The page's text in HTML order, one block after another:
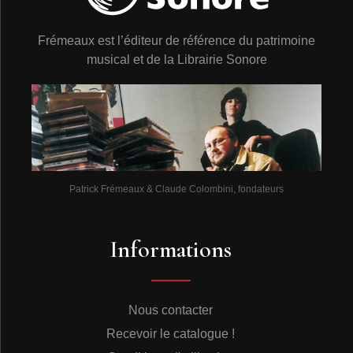
chez Columbia, la maison de disques de Mahalia
possible, avec Christophe Heynault et Pierre Brousses
du studio Art & Son, pour l’améliorer, même s’il reste
supprimer. Mais l’intérêt exceptionnel du document
justifiait sa publication.
Cette intégrale « Mahalia Jackson Sings » présente la
plus large sélection possible du répertoire de la
chanteuse, et même bien au-delà. En effet, à côté des
thèmes qui lui sont familiers et qui font partie, pour la
plupart, de ses récitals habituels (You’ll Never Walk
quelques-uns qu’elle avait gravé au début de sa carrière
Child Of the King - 1949, I Do, Don’t You - 1950).
toujours dans ses cordes (Somebody Bigger Than You
Want To Be a Christian, The Only Hope We Have…).
Frémeaux est l’éditeur de référence du patrimoine
musical et de la Librairie Sonore
Patrick Frémeaux & Claude Colombini, fondateurs
Informations
Nous contacter
Recevoir le catalogue !